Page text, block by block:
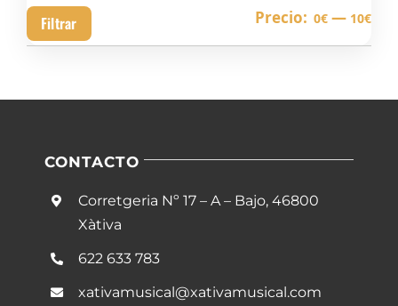
Filtrar Precio: 0€ — 10€
CONTACTO
Corretgeria Nº 17 – A – Bajo, 46800
Xàtiva
622 633 783
xativamusical@xativamusical.com